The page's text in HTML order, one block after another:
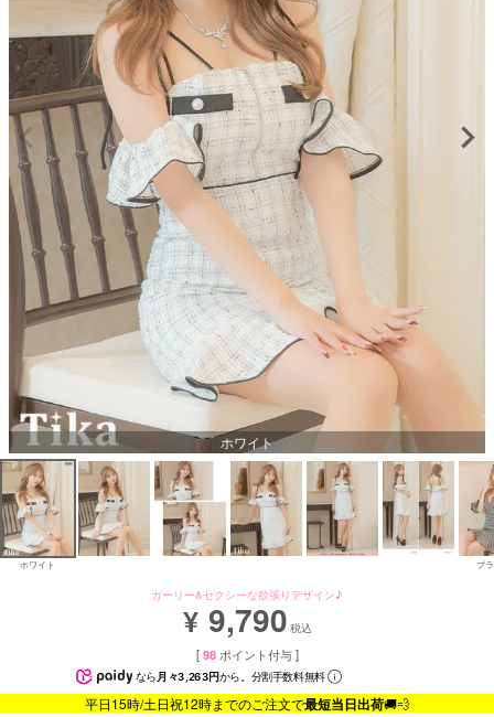
ホワイト
ホワイト ブ
ガーリー&セクシーな欲張りデザイン♪
¥ 9,790 税込
[ 98 ポイント付与 ]
なら月々3,263円から。分割手数料無料
平日15時/土日祝12時までのご注文で最短当日出荷🚚💨